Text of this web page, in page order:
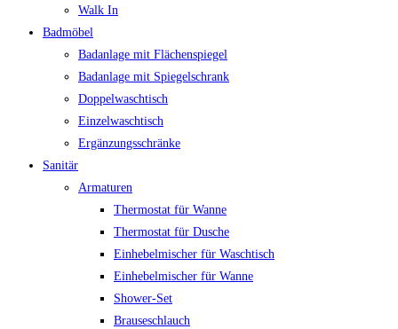
Walk In
Badmöbel
Badanlage mit Flächenspiegel
Badanlage mit Spiegelschrank
Doppelwaschtisch
Einzelwaschtisch
Ergänzungsschränke
Sanitär
Armaturen
Thermostat für Wanne
Thermostat für Dusche
Einhebelmischer für Waschtisch
Einhebelmischer für Wanne
Shower-Set
Brauseschlauch